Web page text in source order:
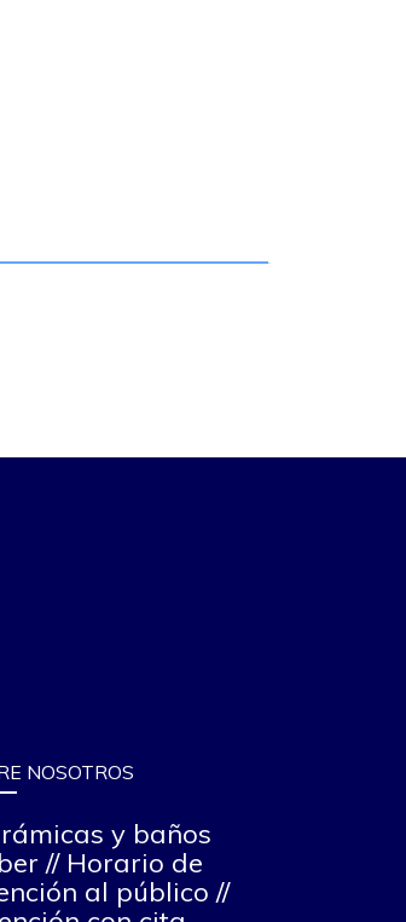
NOSOTROS
y baños
// Horario de
al público //